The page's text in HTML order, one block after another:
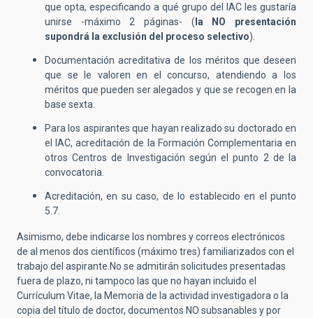
que opta, especificando a qué grupo del IAC les gustaría
unirse -máximo 2 páginas- (la
NO presentación
supondrá la exclusión del proceso selectivo).
Documentación acreditativa de los méritos que deseen
que se le valoren en el concurso, atendiendo a los
méritos que pueden ser alegados y que se recogen en la
base sexta.
Para los aspirantes que hayan realizado su doctorado en
el IAC, acreditación de la Formación Complementaria en
otros Centros de Investigación según el punto 2 de la
convocatoria.
Acreditación, en su caso, de lo establecido en el punto
5.7.
Asimismo, debe indicarse los nombres y correos electrónicos
de al menos dos científicos (máximo tres) familiarizados con el
trabajo del aspirante.No se admitirán solicitudes presentadas
fuera de plazo, ni tampoco las que no hayan incluido el
Currículum Vitae, la Memoria de la actividad investigadora o la
copia del título de doctor, documentos NO subsanables y por